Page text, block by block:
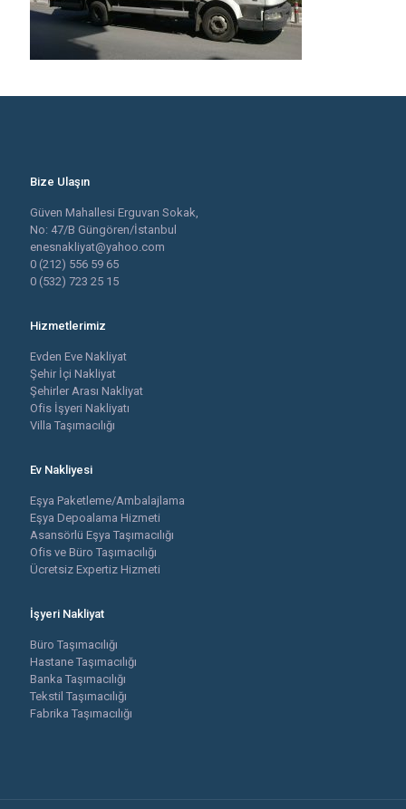
Bize Ulaşın
Güven Mahallesi Erguvan Sokak,
No: 47/B Güngören/İstanbul
enesnakliyat@yahoo.com
0 (212) 556 59 65
0 (532) 723 25 15
Hizmetlerimiz
Evden Eve Nakliyat
Şehir İçi Nakliyat
Şehirler Arası Nakliyat
Ofis İşyeri Nakliyatı
Villa Taşımacılığı
Ev Nakliyesi
Eşya Paketleme/Ambalajlama
Eşya Depoalama Hizmeti
Asansörlü Eşya Taşımacılığı
Ofis ve Büro Taşımacılığı
Ücretsiz Expertiz Hizmeti
İşyeri Nakliyat
Büro Taşımacılığı
Hastane Taşımacılığı
Banka Taşımacılığı
Tekstil Taşımacılığı
Fabrika Taşımacılığı